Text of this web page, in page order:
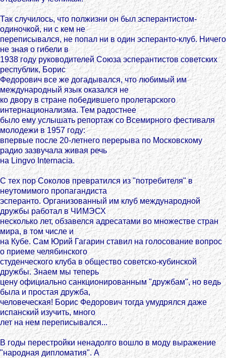
Так случилось, что полжизни он был эсперантистом-
одиночкой, ни с кем не
переписывался, не попал ни в один эсперанто-клуб. Ничего
не зная о гибели в
1938 году руководителей Союза эсперантистов советских
республик, Борис
Федорович все же догадывался, что любимый им
международный язык оказался не
ко двору в стране победившего пролетарского
интернационализма. Тем радостнее
было ему услышать репортаж со Всемирного фестиваля
молодежи в 1957 году:
впервые после 20-летнего перерыва по Московскому
радио зазвучала живая речь
на Lingvo Internacia.
С тех пор Соколов превратился из "потребителя" в
неутомимого пропагандиста
эсперанто. Организованный им клуб международной
дружбы работал в ЧИМЭСХ
несколько лет, обзавелся адресатами во множестве стран
мира, в том числе и
на Кубе. Сам Юрий Гагарин ставил на голосование вопрос
о приеме челябинского
студенческого клуба в общество советско-кубинской
дружбы. Знаем мы теперь
цену официально санкционированным "дружбам", но ведь
была и простая дружба,
человеческая! Борис Федорович тогда умудрялся даже
испанский изучить, много
лет на нем переписывался...
В годы перестройки ненадолго вошло в моду выражение
"народная дипломатия". А